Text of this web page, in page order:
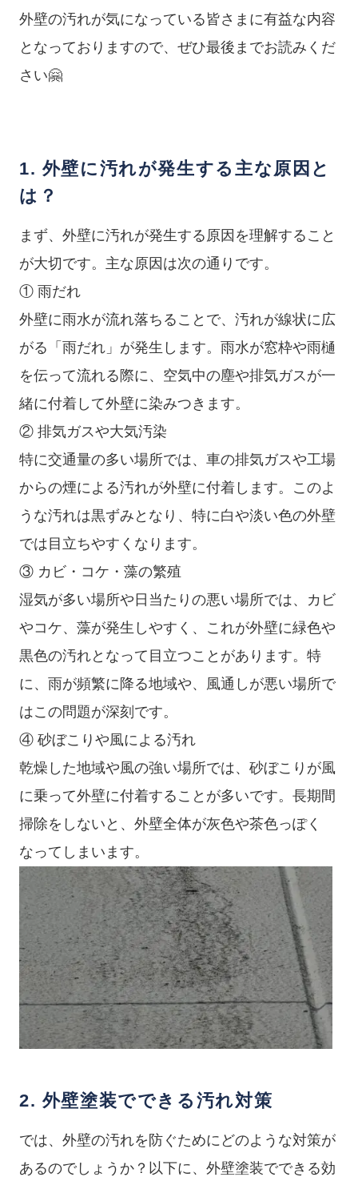
外壁の汚れが気になっている皆さまに有益な内容
となっておりますので、ぜひ最後までお読みくだ
さい🤗
1. 外壁に汚れが発生する主な原因と
は？
まず、外壁に汚れが発生する原因を理解すること
が大切です。主な原因は次の通りです。
① 雨だれ
外壁に雨水が流れ落ちることで、汚れが線状に広
がる「雨だれ」が発生します。雨水が窓枠や雨樋
を伝って流れる際に、空気中の塵や排気ガスが一
緒に付着して外壁に染みつきます。
② 排気ガスや大気汚染
特に交通量の多い場所では、車の排気ガスや工場
からの煙による汚れが外壁に付着します。このよ
うな汚れは黒ずみとなり、特に白や淡い色の外壁
では目立ちやすくなります。
③ カビ・コケ・藻の繁殖
湿気が多い場所や日当たりの悪い場所では、カビ
やコケ、藻が発生しやすく、これが外壁に緑色や
黒色の汚れとなって目立つことがあります。特
に、雨が頻繁に降る地域や、風通しが悪い場所で
はこの問題が深刻です。
④ 砂ぼこりや風による汚れ
乾燥した地域や風の強い場所では、砂ぼこりが風
に乗って外壁に付着することが多いです。長期間
掃除をしないと、外壁全体が灰色や茶色っぽく
なってしまいます。
2. 外壁塗装でできる汚れ対策
では、外壁の汚れを防ぐためにどのような対策が
あるのでしょうか？以下に、外壁塗装でできる効